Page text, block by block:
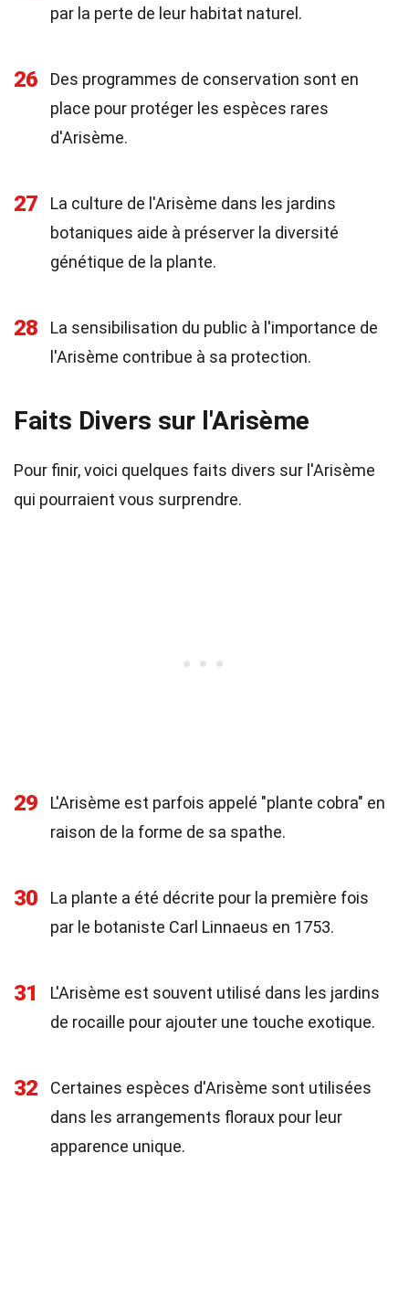
par la perte de leur habitat naturel.
26
Des programmes de conservation sont en
place pour protéger les espèces rares
d'Arisème.
27
La culture de l'Arisème dans les jardins
botaniques aide à préserver la diversité
génétique de la plante.
28
La sensibilisation du public à l'importance de
l'Arisème contribue à sa protection.
Faits Divers sur l'Arisème
Pour finir, voici quelques faits divers sur l'Arisème
qui pourraient vous surprendre.
29
L'Arisème est parfois appelé "plante cobra" en
raison de la forme de sa spathe.
30
La plante a été décrite pour la première fois
par le botaniste Carl Linnaeus en 1753.
31
L'Arisème est souvent utilisé dans les jardins
de rocaille pour ajouter une touche exotique.
32
Certaines espèces d'Arisème sont utilisées
dans les arrangements floraux pour leur
apparence unique.